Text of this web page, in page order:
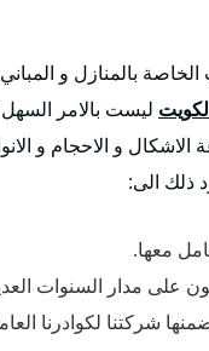
الخاصة بالمنازل و
ليست بالامر
الاشكال و الاحجام و
ذلك الى:
معها.
على مدار السنوات
شركتنا لكوادرنا